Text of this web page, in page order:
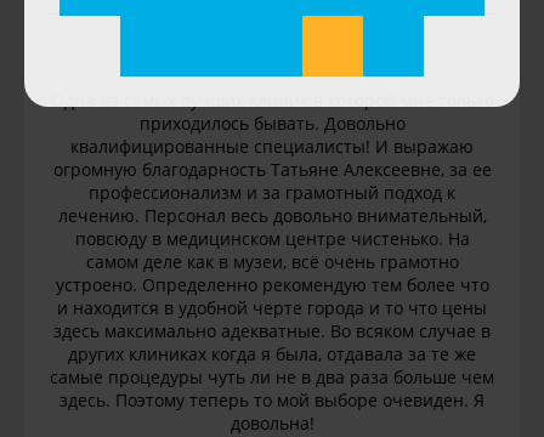
приходилось бывать. Довольно
квалифицированные специалисты! И выражаю
огромную благодарность Татьяне Алексеевне, за ее
профессионализм и за грамотный подход к
лечению. Персонал весь довольно внимательный,
повсюду в медицинском центре чистенько. На
самом деле как в музеи, всё очень грамотно
устроено. Определенно рекомендую тем более что
и находится в удобной черте города и то что цены
здесь максимально адекватные. Во всяком случае в
других клиниках когда я была, отдавала за те же
самые процедуры чуть ли не в два раза больше чем
здесь. Поэтому теперь то мой выборе очевиден. Я
довольна!